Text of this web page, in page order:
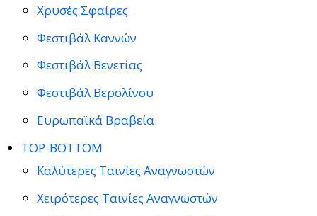
Χρυσές Σφαίρες
Φεστιβάλ Καννών
Φεστιβάλ Βενετίας
Φεστιβάλ Βερολίνου
Ευρωπαϊκά Βραβεία
TOP-BOTTOM
Καλύτερες Ταινίες Αναγνωστών
Χειρότερες Ταινίες Αναγνωστών